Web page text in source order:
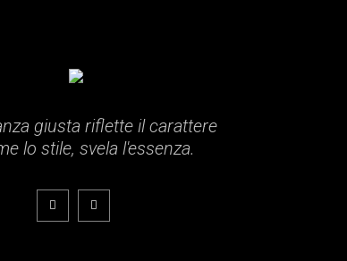
giusta riflette il carattere
lo stile, svela l'essenza.